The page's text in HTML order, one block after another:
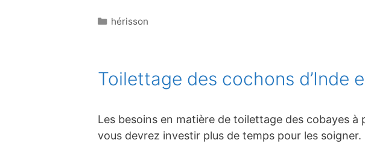
Catégories
hérisson
Toilettage des cochons d’Inde
Les besoins en matière de toilettage des cobayes
vous devrez investir plus de temps pour les